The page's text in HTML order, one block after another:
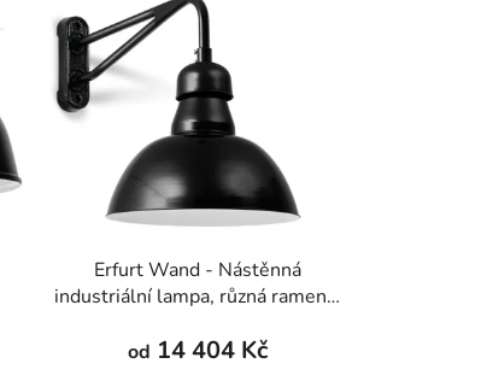
Erfurt Wand - Nástěnná
industriální lampa, různá ramena,
od 14 404 Kč